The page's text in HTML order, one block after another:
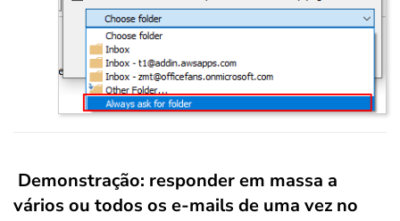
Demonstração: responder em massa a
vários ou todos os e-mails de uma vez no